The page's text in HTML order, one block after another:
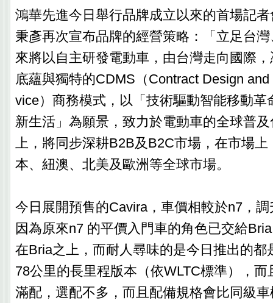
鴻華先進今日舉行品牌成立以來的首場記
秉彥再次宣布品牌的經營策略：「立足台
來將以自主研發電動車，由台灣走向國際
底蘊與獨特的CDMS（Contract Design
vice）商務模式，以「技術驅動智能移動革
新生活」為願景，致力於電動車的全球普
上，將同步深耕B2B及B2C市場，在市場上
本、紐澳、北美及歐洲等全球市場。
今日展開預售的Cavira，車價相較於n7，
因為原來n7 的平價入門車的角色已交給
在Bria之上，而耐人尋味的是今日推出的都
78公里的長里程版本（依WLTC標準），
滿配，選配不多，而且配備規格會比同級